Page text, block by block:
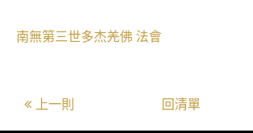
南無第三世多杰羌佛 法會
上一則 回清單